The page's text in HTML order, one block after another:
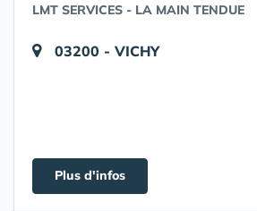
LMT SERVICES - LA MAIN TENDUE
03200 - VICHY
Plus d'infos